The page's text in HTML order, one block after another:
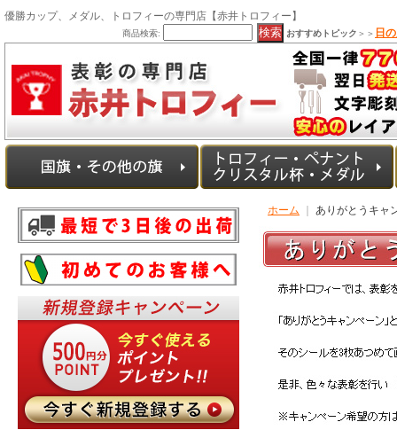
優勝カップ、メダル、トロフィーの専門店【赤井トロフィー】
商品検索: おすすめトピック ＞＞ 日
ホーム ありがとうキャ